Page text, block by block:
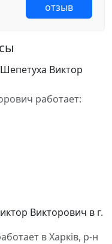
отзыв
Виктор
работает:
Викторович в г.
в Харків, р-н